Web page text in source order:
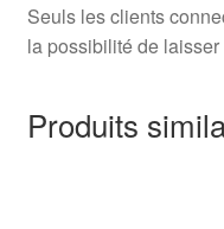
Seuls les clients
la possibilité de laisser
Produits